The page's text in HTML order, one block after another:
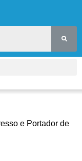
e Portador de